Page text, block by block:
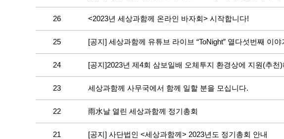
26 <2023년 세상과함께 온라인 바자회> 시작합니다!
25 [공지] 세상과함께 유튜브 라이브 “ToNight” 열다섯번째 이야
24 [공지]2023년 제4회 삼보일배 오체투지 환경상에 지원(추천
23 세상과함께 사무국에서 함께 일할 분을 모십니다.
22 雨水날 열린 세상과함께 정기총회
21 [공지] 사단법인 <세상과함께> 2023년도 정기총회 안내